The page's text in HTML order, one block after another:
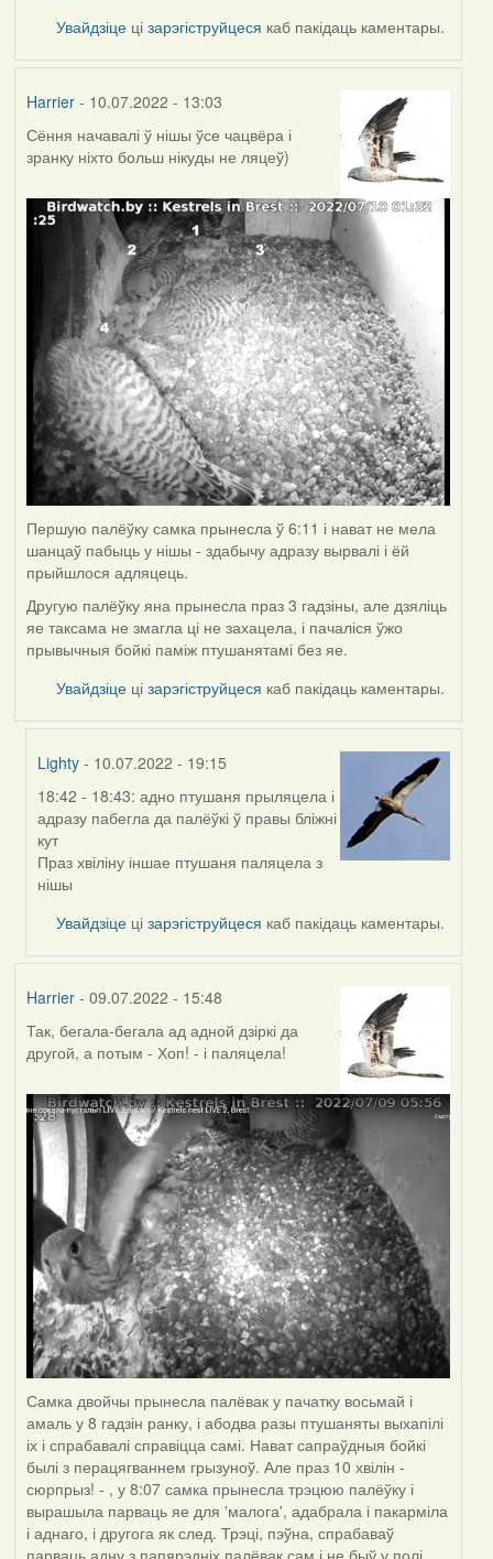
Увайдзіце цізарэгіструйцеся каб пакідаць каментары.
Harrier- 10.07.2022 - 13:03
Сёння начавалі ў нішы ўсе чацвёра і
зранку ніхто больш нікуды не ляцеў)
Першую палёўку самка прынесла ў 6:11 і нават не мела
шанцаў пабыць у нішы - здабычу адразу вырвалі і ёй
прыйшлося адляцець.
Другую палёўку яна прынесла праз 3 гадзіны, але дзяліць
яе таксама не змагла ці не захацела, і пачаліся ўжо
прывычныя бойкі паміж птушанятамі без яе.
Увайдзіце цізарэгіструйцеся каб пакідаць каментары.
Lighty - 10.07.2022 - 19:15
In
reply
to
by
Harrier
18:42 - 18:43: адно птушаня прыляцела і
адразу пабегла да палёўкі ў правы бліжні
кут
Праз хвіліну іншае птушаня паляцела з
нішы
Увайдзіце цізарэгіструйцеся каб пакідаць каментары.
Harrier- 09.07.2022 - 15:48
Так, бегала-бегала ад адной дзіркі да
другой, а потым - Хоп! - і паляцела!
Самка двойчы прынесла палёвак у пачатку восьмай і
амаль у 8 гадзін ранку, і абодва разы птушаняты выхапілі
іх і спрабавалі справіцца самі. Нават сапраўдныя бойкі
былі з перацягваннем грызуноў. Але праз 10 хвілін -
сюрпрыз! - , у 8:07 самка прынесла трэцюю палёўку і
вырашыла парваць яе для 'малога', адабрала і пакарміла
і аднаго, і другога як след. Трэці, пэўна, спрабаваў
парваць адну з папярэдніх палёвак сам і не быў у полі